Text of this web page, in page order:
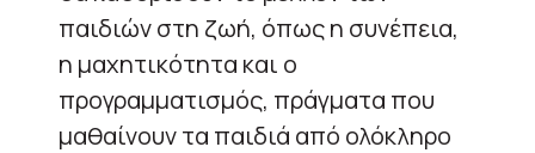
παιδιών στη ζωή, όπως η συνέπεια,
η μαχητικότητα και ο
προγραμματισμός, πράγματα που
μαθαίνουν τα παιδιά από ολόκληρο